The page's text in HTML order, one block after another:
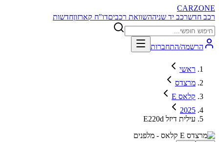
CARZONE
רכב חדשרכב יד שניההשוואת רכביםדו"ח קארזוןחדשות
הרשמה/התחברות
ראשי
מרצדס
E קלאס
2025
E220d עילית דיזל